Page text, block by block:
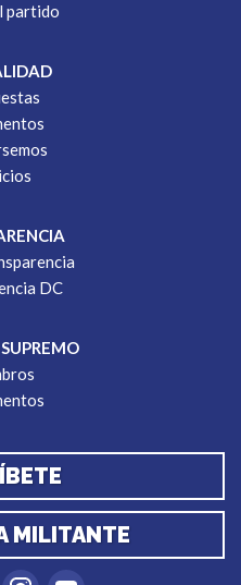
partido
DC
MILITANTE